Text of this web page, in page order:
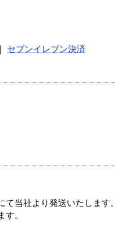
セブンイレブン決済
当社より発送いたします。
。